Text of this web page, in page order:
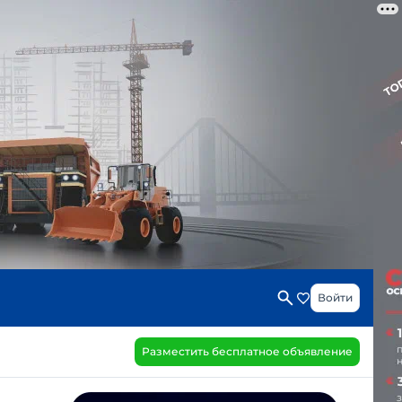
Войти
Разместить бесплатное объявление